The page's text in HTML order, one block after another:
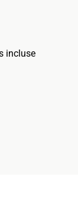
incluse